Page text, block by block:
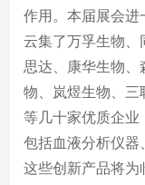
作用。本届展会进
云集了万孚生物、
思达、康华生物、
物、岚煜生物、三
等几十家优质企业
包括血液分析仪器
这些创新产品将为